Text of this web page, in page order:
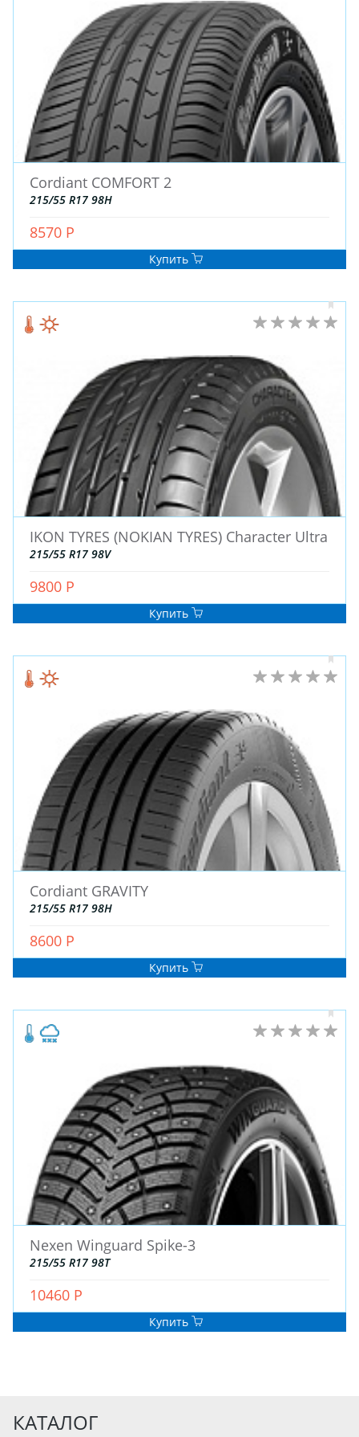
ЛЕТНИЕ
ДЛЯ СПЕЦТЕХНИКИ
ДЛЯ ГРУЗОВЫХ АВТО
ДЛЯ ГРУЗОВЫХ АВТО
ДЛЯ ЛЕГКОВЫХ АВТО
ШИНЫ
ДИСКИ
Cordiant COMFORT 2
215/55 R17 98H
8570 Р
Купить
IKON TYRES (NOKIAN TYRES) Character Ultra
215/55 R17 98V
9800 Р
Купить
Cordiant GRAVITY
215/55 R17 98H
8600 Р
Купить
Nexen Winguard Spike-3
215/55 R17 98T
10460 Р
Купить
КАТАЛОГ